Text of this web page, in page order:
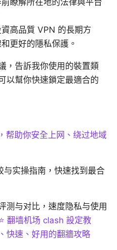
瞭解所在地的法律與平台
高品質 VPN 的長期方
更好的隱私保護。
，告訴我你使用的裝置類
以幫你快速鎖定最適合的
帮助你安全上网、绕过地域
实操指南，快速找到最合
测与对比，速度隐私与使用
翻墙机场 clash 設定教
快速、好用的翻牆攻略